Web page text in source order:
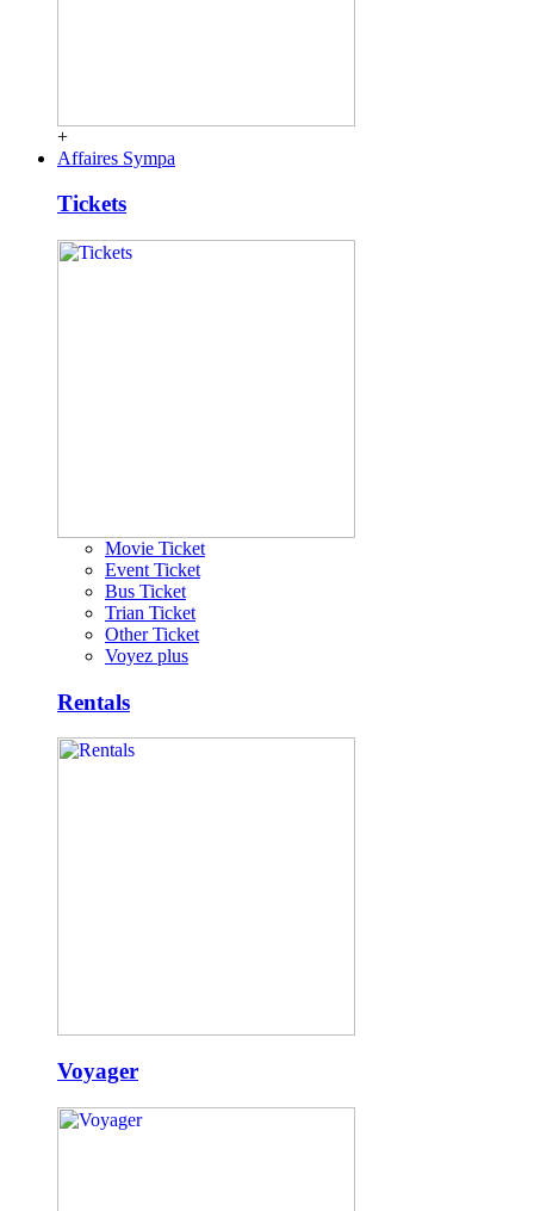
+
Affaires Sympa
Tickets
Movie Ticket
Event Ticket
Bus Ticket
Trian Ticket
Other Ticket
Voyez plus
Rentals
Voyager